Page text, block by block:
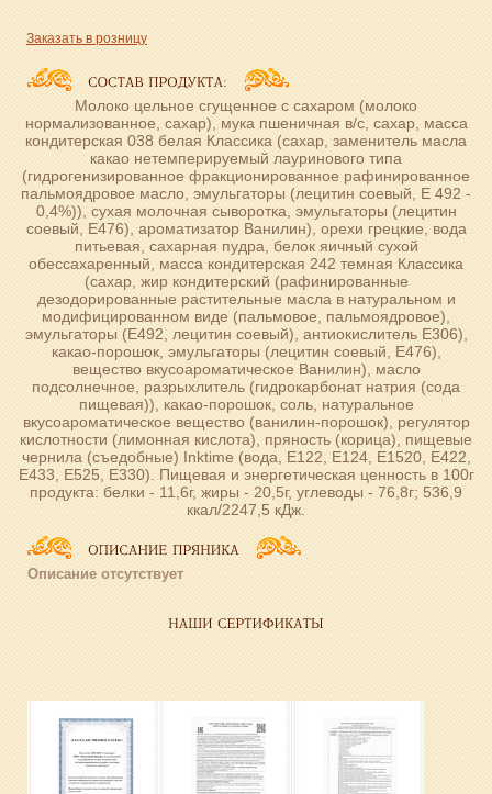
Заказать в розницу
Молоко цельное сгущенное с сахаром (молоко
нормализованное, сахар), мука пшеничная в/с, сахар, масса
кондитерская 038 белая Классика (сахар, заменитель масла
какао нетемперируемый лауринового типа
(гидрогенизированное фракционированное рафинированное
пальмоядровое масло, эмульгаторы (лецитин соевый, Е 492 -
0,4%)), сухая молочная сыворотка, эмульгаторы (лецитин
соевый, Е476), ароматизатор Ванилин), орехи грецкие, вода
питьевая, сахарная пудра, белок яичный сухой
обессахаренный, масса кондитерская 242 темная Классика
(сахар, жир кондитерский (рафинированные
дезодорированные растительные масла в натуральном и
модифицированном виде (пальмовое, пальмоядровое),
эмульгаторы (Е492, лецитин соевый), антиокислитель Е306),
какао-порошок, эмульгаторы (лецитин соевый, Е476),
вещество вкусоароматическое Ванилин), масло
подсолнечное, разрыхлитель (гидрокарбонат натрия (сода
пищевая)), какао-порошок, соль, натуральное
вкусоароматическое вещество (ванилин-порошок), регулятор
кислотности (лимонная кислота), пряность (корица), пищевые
чернила (съедобные) Inktime (вода, Е122, Е124, Е1520, Е422,
Е433, Е525, Е330). Пищевая и энергетическая ценность в 100г
продукта: белки - 11,6г, жиры - 20,5г, углеводы - 76,8г; 536,9
ккал/2247,5 кДж.
Описание отсутствует